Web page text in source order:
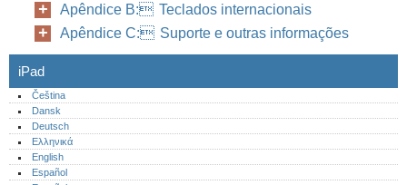
Apêndice B: Teclados internacionais
Apêndice C: Suporte e outras informações
iPad
Čeština
Dansk
Deutsch
Ελληνικά
English
Español